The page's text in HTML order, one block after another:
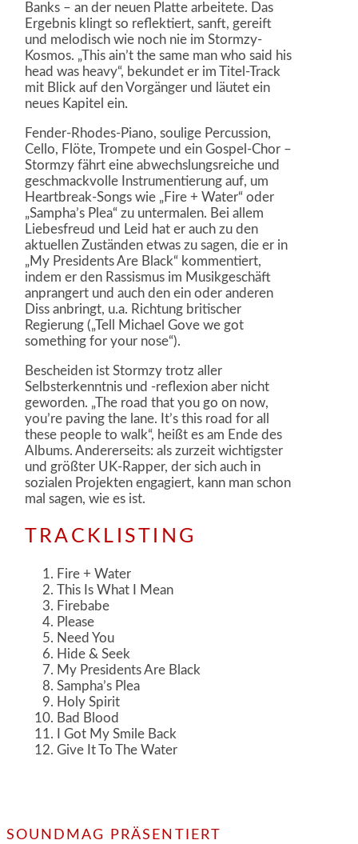
Banks – an der neuen Platte arbeitete. Das
Ergebnis klingt so reflektiert, sanft, gereift
und melodisch wie noch nie im Stormzy-
Kosmos. „This ain’t the same man who said his
head was heavy“, bekundet er im Titel-Track
mit Blick auf den Vorgänger und läutet ein
neues Kapitel ein.
Fender-Rhodes-Piano, soulige Percussion,
Cello, Flöte, Trompete und ein Gospel-Chor –
Stormzy fährt eine abwechslungsreiche und
geschmackvolle Instrumentierung auf, um
Heartbreak-Songs wie „Fire + Water“ oder
„Sampha’s Plea“ zu untermalen. Bei allem
Liebesfreud und Leid hat er auch zu den
aktuellen Zuständen etwas zu sagen, die er in
„My Presidents Are Black“ kommentiert,
indem er den Rassismus im Musikgeschäft
anprangert und auch den ein oder anderen
Diss anbringt, u.a. Richtung britischer
Regierung („Tell Michael Gove we got
something for your nose“).
Bescheiden ist Stormzy trotz aller
Selbsterkenntnis und -reflexion aber nicht
geworden. „The road that you go on now,
you’re paving the lane. It’s this road for all
these people to walk“, heißt es am Ende des
Albums. Andererseits: als zurzeit wichtigster
und größter UK-Rapper, der sich auch in
sozialen Projekten engagiert, kann man schon
mal sagen, wie es ist.
TRACKLISTING
Fire + Water
This Is What I Mean
Firebabe
Please
Need You
Hide & Seek
My Presidents Are Black
Sampha’s Plea
Holy Spirit
Bad Blood
I Got My Smile Back
Give It To The Water
SOUNDMAG PRÄSENTIERT